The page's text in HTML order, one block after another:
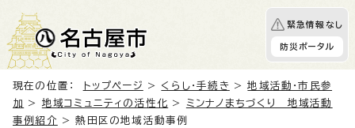
緊急情報なし
防災ポータル
現在の位置： トップページ > くらし・手続き >地域活動・市民参
加
> 地域コミュニティの活性化 > ミンナノまちづくり 地域活動
事例紹介
> 熱田区の地域活動事例